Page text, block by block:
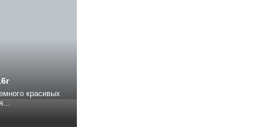
красивых